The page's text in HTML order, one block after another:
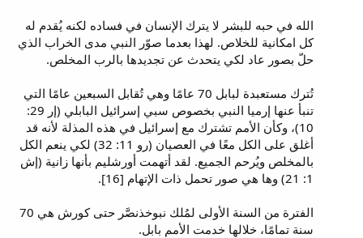
الله في حبه للبشر لا يترك الإنسان في فساده لكنه يُقدم له
كل امكانية للخلاص. لهذا بعدما صوّر النبي مدى الخراب الذي
حلّ بصور عاد لكي يتحدث عن تجديدها بالرب المخلص.
تُترك مستعبدة لبابل 70 عامًا وهي تُقابل السبعين عامًا التي
تنبأ عنها إرميا النبي بخصوص سبي إسرائيل البابلي (إر 29:
10)، وكأن الأمم تشترك مع إسرائيل في هذه المذلة لأنه قد
أغلق على الكل معًا في العصيان (رو 11: 32) لكي ينعم الكل
بالمخلص ويُرحم الجميع. لقد أتهمت أورشليم بأنها زانية (إش
1: 21) وها هي صور تحمل ذات الإتهام [16].
الفترة من السنة الأولى لمُلك نبوخذنصَّر حتى كورش هي 70
سنة تمامًا، خلالها خدمت الأمم بابل.